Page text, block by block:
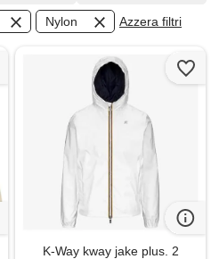
Nylon Azzera filtri
K-Way kway jake plus. 2